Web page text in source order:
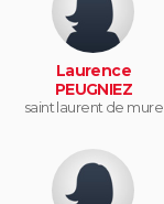
Laurence
PEUGNIEZ
saint laurent de mure